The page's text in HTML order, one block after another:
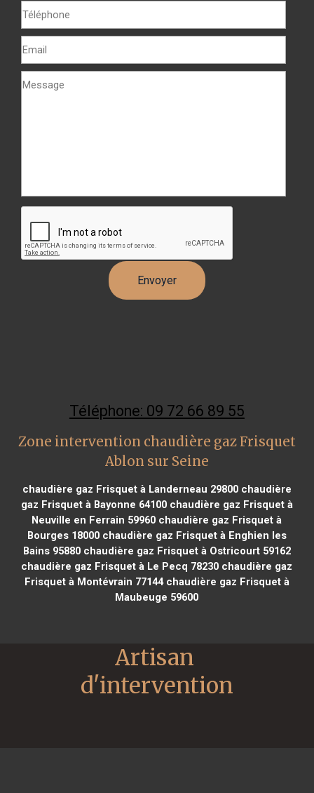
Téléphone: 09 72 66 89 55
Zone intervention chaudière gaz Frisquet
Ablon sur Seine
chaudière gaz Frisquet à Landerneau 29800chaudière
gaz Frisquet à Bayonne 64100chaudière gaz Frisquet à
Neuville en Ferrain 59960 chaudière gaz Frisquet à
Bourges 18000chaudière gaz Frisquet à Enghien les
Bains 95880chaudière gaz Frisquet à Ostricourt 59162
chaudière gaz Frisquet à Le Pecq 78230 chaudière gaz
Frisquet à Montévrain 77144chaudière gaz Frisquet à
Maubeuge 59600
Artisan
d'intervention